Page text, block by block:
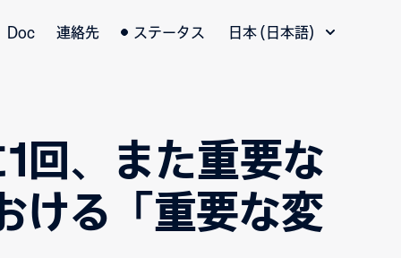
Doc 連絡先 ステータス
日本 (日本語)
回、また重要な
ける「重要な変